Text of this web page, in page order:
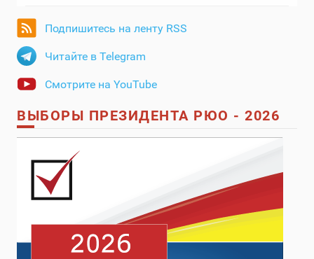
Подпишитесь на ленту RSS
Читайте в Telegram
Смотрите на YouTube
ВЫБОРЫ ПРЕЗИДЕНТА РЮО - 2026